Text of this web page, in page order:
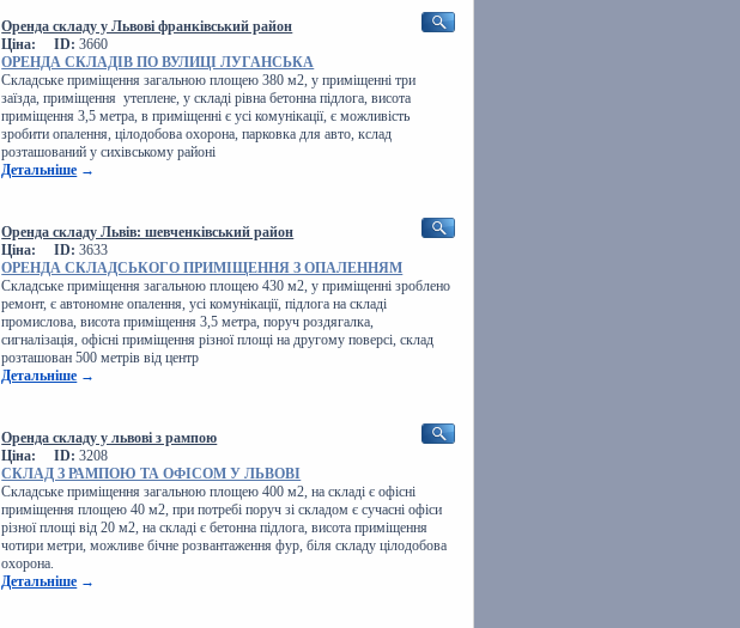
Оренда складу у Львові франківський район
Ціна:
ID: 3660
ОРЕНДА СКЛАДІВ ПО ВУЛИЦІ ЛУГАНСЬКА
Складське приміщення загальною площею 380 м2, у приміщенні три
заїзда, приміщення утеплене, у складі рівна бетонна підлога, висота
приміщення 3,5 метра, в приміщенні є усі комунікації, є можливість
зробити опалення, цілодобова охорона, парковка для авто, кслад
розташований у сихівському районі
Детальніше →
Оренда складу Львів: шевченківський район
Ціна:
ID: 3633
ОРЕНДА СКЛАДСЬКОГО ПРИМІЩЕННЯ З ОПАЛЕННЯМ
Складське приміщення загальною площею 430 м2, у приміщенні зроблено
ремонт, є автономне опалення, усі комунікації, підлога на складі
промислова, висота приміщення 3,5 метра, поруч роздягалка,
сигналізація, офісні приміщення різної площі на другому поверсі, склад
розташован 500 метрів від центр
Детальніше →
Оренда складу у львові з рампою
Ціна:
ID: 3208
СКЛАД З РАМПОЮ ТА ОФІСОМ У ЛЬВОВІ
Складське приміщення загальною площею 400 м2, на складі є офісні
приміщення площею 40 м2, при потребі поруч зі складом є сучасні офіси
різної площі від 20 м2, на складі є бетонна підлога, висота приміщення
чотири метри, можливе бічне розвантаження фур, біля складу цілодобова
охорона.
Детальніше →